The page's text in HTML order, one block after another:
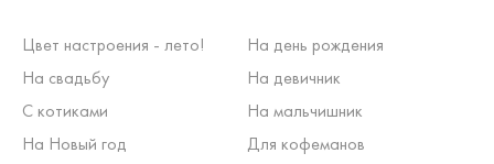
Цвет настроения - лето!
На день рождения
На свадьбу
На девичник
С котиками
На мальчишник
На Новый год
Для кофеманов